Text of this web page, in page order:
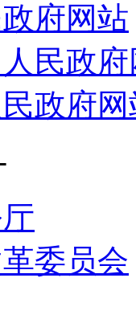
府网站
民政
政府网
委员会